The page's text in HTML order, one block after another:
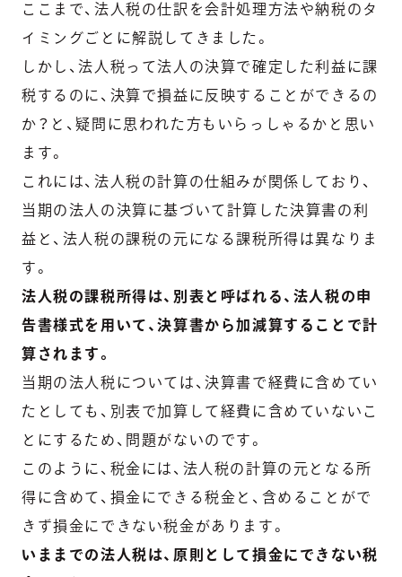
ここまで、法人税の仕訳を会計処理方法や納税のタ
イミングごとに解説してきました。
しかし、法人税って法人の決算で確定した利益に課
税するのに、決算で損益に反映することができるの
か？と、疑問に思われた方もいらっしゃるかと思い
ます。
これには、法人税の計算の仕組みが関係しており、
当期の法人の決算に基づいて計算した決算書の利
益と、法人税の課税の元になる課税所得は異なりま
す。
法人税の課税所得は、別表と呼ばれる、法人税の申
告書様式を用いて、決算書から加減算することで計
算されます。
当期の法人税については、決算書で経費に含めてい
たとしても、別表で加算して経費に含めていないこ
とにするため、問題がないのです。
このように、税金には、法人税の計算の元となる所
得に含めて、損金にできる税金と、含めることがで
きず損金にできない税金があります。
いままでの法人税は、原則として損金にできない税